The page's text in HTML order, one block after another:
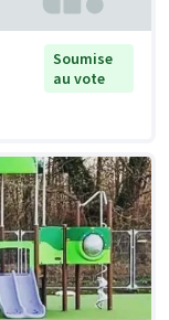
Soumise
au vote